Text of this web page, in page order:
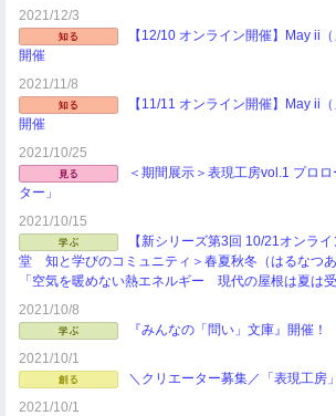
2021/12/3
【12/10 オンライン開催】May ii
開催
2021/11/8
【11/11 オンライン開催】May ii
開催
2021/10/25
＜期間展示＞表現工房vol.1 プロ
ター」
2021/10/15
【新シリーズ第3回 10/21オンラ
堂 知と学びのコミュニティ＞春夏秋冬（はるなつ
「空気を暖めない熱エネルギー 現代の屋根は夏は
2021/10/8
『みんなの「問い」文庫』開催！
2021/10/1
＼クリエーター募集／「表現工房
2021/10/1